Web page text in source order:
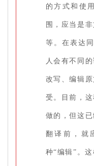
的方式和使
围，应当是
等。在表达
人会有不同
改写、编辑
受。目前，
做的，但这
翻译前，就
种“编辑”。